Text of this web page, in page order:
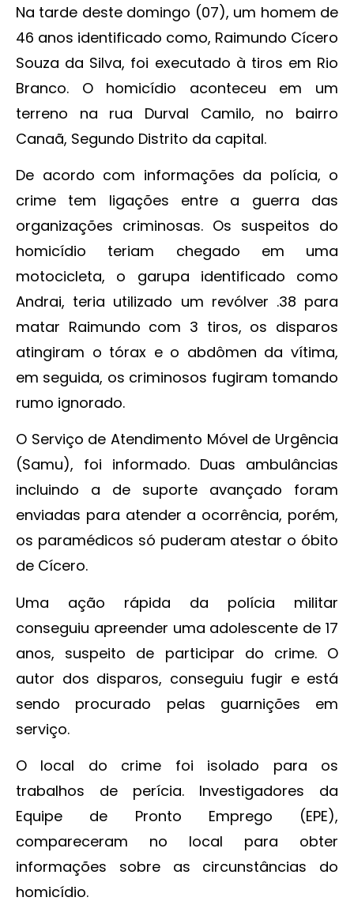
Na tarde deste domingo (07), um homem de
46 anos identificado como, Raimundo Cícero
Souza da Silva, foi executado à tiros em Rio
Branco. O homicídio aconteceu em um
terreno na rua Durval Camilo, no bairro
Canaã, Segundo Distrito da capital.
De acordo com informações da polícia, o
crime tem ligações entre a guerra das
organizações criminosas. Os suspeitos do
homicídio teriam chegado em uma
motocicleta, o garupa identificado como
Andrai, teria utilizado um revólver .38 para
matar Raimundo com 3 tiros, os disparos
atingiram o tórax e o abdômen da vítima,
em seguida, os criminosos fugiram tomando
rumo ignorado.
O Serviço de Atendimento Móvel de Urgência
(Samu), foi informado. Duas ambulâncias
incluindo a de suporte avançado foram
enviadas para atender a ocorrência, porém,
os paramédicos só puderam atestar o óbito
de Cícero.
Uma ação rápida da polícia militar
conseguiu apreender uma adolescente de 17
anos, suspeito de participar do crime. O
autor dos disparos, conseguiu fugir e está
sendo procurado pelas guarnições em
serviço.
O local do crime foi isolado para os
trabalhos de perícia. Investigadores da
Equipe de Pronto Emprego (EPE),
compareceram no local para obter
informações sobre as circunstâncias do
homicídio.